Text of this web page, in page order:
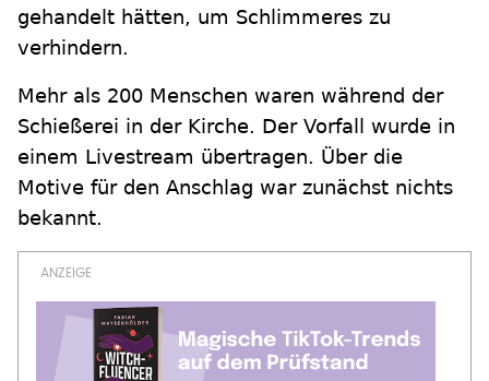
gehandelt hätten, um Schlimmeres zu
verhindern.
Mehr als 200 Menschen waren während der
Schießerei in der Kirche. Der Vorfall wurde in
einem Livestream übertragen. Über die
Motive für den Anschlag war zunächst nichts
bekannt.